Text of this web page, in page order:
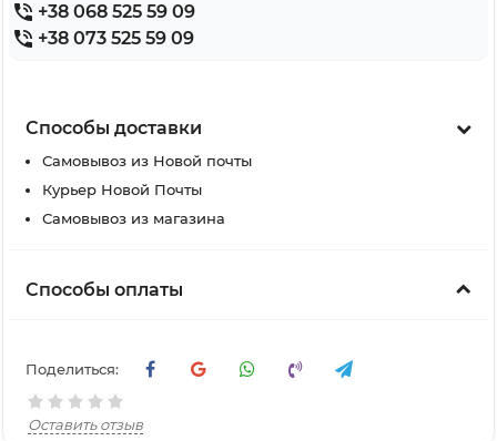
+38 068 525 59 09
+38 073 525 59 09
Способы доставки
Самовывоз из Новой почты
Курьер Новой Почты
Самовывоз из магазина
Способы оплаты
Поделиться:
Оставить отзыв